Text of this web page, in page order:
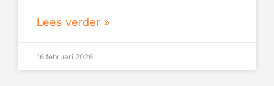
Lees verder »
16 februari 2026